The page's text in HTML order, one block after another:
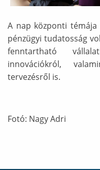
A nap központi
pénzügyi tudatosság
fenntartható
innovációkról,
tervezésről is.
Fotó: Nagy Adri